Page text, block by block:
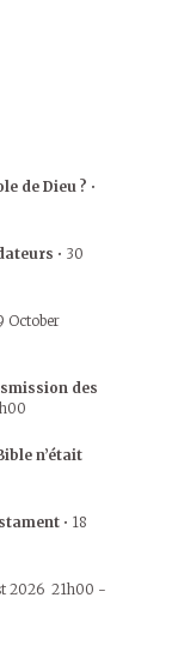
de Dieu ? •
• 30
October
des
n’était
• 18
2026 21h00 -